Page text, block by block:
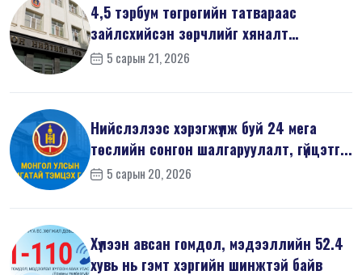
4,5 тэрбум төгрөгийн татвараас
зайлсхийсэн зөрчлийг хяналт
шалгалтаар ...
5 сарын 21, 2026
Нийслэлээс хэрэгжүүлж буй 24 мега
төслийн сонгон шалгаруулалт, гүйцэтг...
5 сарын 20, 2026
Хүлээн авсан гомдол, мэдээллийн 52.4
хувь нь гэмт хэргийн шинжтэй байв